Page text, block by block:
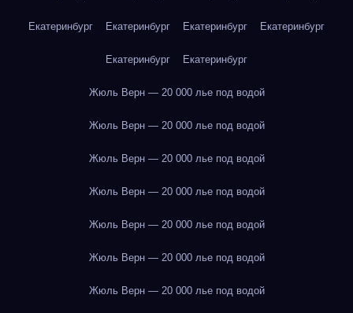
Екатеринбург Екатеринбург Екатеринбург Екатеринбург
Екатеринбург Екатеринбург
Жюль Верн — 20 000 лье под водой
Жюль Верн — 20 000 лье под водой
Жюль Верн — 20 000 лье под водой
Жюль Верн — 20 000 лье под водой
Жюль Верн — 20 000 лье под водой
Жюль Верн — 20 000 лье под водой
Жюль Верн — 20 000 лье под водой